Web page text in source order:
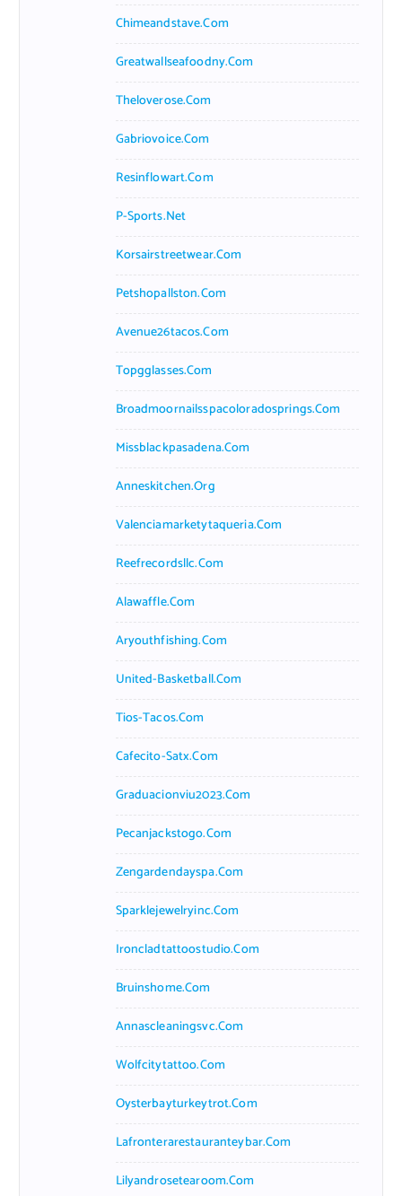
Chimeandstave.com
Greatwallseafoodny.com
Theloverose.com
Gabriovoice.com
Resinflowart.com
P-Sports.net
Korsairstreetwear.com
Petshopallston.com
Avenue26tacos.com
Topgglasses.com
Broadmoornailsspacoloradosprings.com
Missblackpasadena.com
Anneskitchen.org
Valenciamarketytaqueria.com
Reefrecordsllc.com
Alawaffle.com
Aryouthfishing.com
United-Basketball.com
Tios-Tacos.com
Cafecito-Satx.com
Graduacionviu2023.com
Pecanjackstogo.com
Zengardendayspa.com
Sparklejewelryinc.com
Ironcladtattoostudio.com
Bruinshome.com
Annascleaningsvc.com
Wolfcitytattoo.com
Oysterbayturkeytrot.com
Lafronterarestauranteybar.com
Lilyandrosetearoom.com